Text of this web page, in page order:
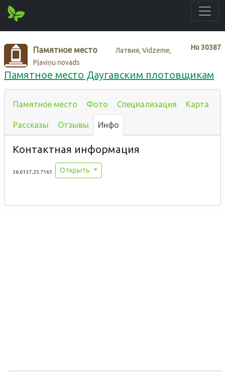
Нo30387
Памятное место
Латвия, Vidzeme,
Pļaviņu novads
Памятное место Даугавским плотовщикам
Памятное место Фото Специализация Карта
Рассказы Отзывы Инфо
Контактная информация
56.6137,25.7161 Открыть